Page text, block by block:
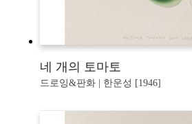
네 개의 토마토
드로잉&판화 | 한운성 [1946]